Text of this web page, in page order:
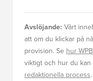
Avslöjande: Vårt
att om du klickar på
provision. Se hur
viktigt och hur du
redaktionella process.